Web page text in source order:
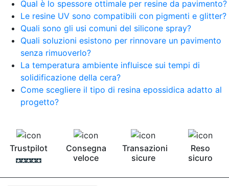
Qual è lo spessore ottimale per resine da pavimento?
Le resine UV sono compatibili con pigmenti e glitter?
Quali sono gli usi comuni del silicone spray?
Quali soluzioni esistono per rinnovare un pavimento
senza rimuoverlo?
La temperatura ambiente influisce sui tempi di
solidificazione della cera?
Come scegliere il tipo di resina epossidica adatto al
progetto?
Trustpilot
Consegna
veloce
Transazioni
sicure
Reso
sicuro